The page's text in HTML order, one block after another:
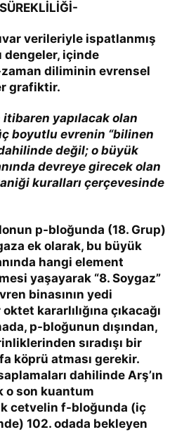
verileriyle ispatlanmış
dengeler, içinde
diliminin evrensel
grafiktir.
itibaren yapılacak olan
boyutlu evrenin “bilinen
değil; o büyük
devreye girecek olan
kuralları çerçevesinde
p-bloğunda (18. Grup)
ek olarak, bu büyük
hangi element
yaşayarak “8. Soygaz”
binasının yedi
kararlılığına çıkacağı
p-bloğunun dışından,
sıradışı bir
köprü atması gerekir.
dahilinde Arş’ın
o son kuantum
cetvelin f-bloğunda (iç
102. odada bekleyen